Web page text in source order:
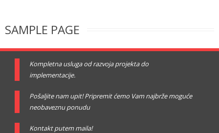
SAMPLE PAGE
Kompletna usluga od razvoja projekta do
implementacije.
Pošaljite nam upit! Pripremit ćemo Vam najbrže moguće
neobaveznu ponudu
Kontakt putem maila!